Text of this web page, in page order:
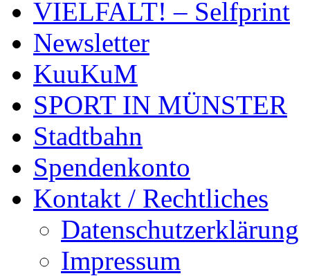
VIELFALT! – Selfprint
Newsletter
KuuKuM
SPORT IN MÜNSTER
Stadtbahn
Spendenkonto
Kontakt / Rechtliches
Datenschutzerklärung
Impressum